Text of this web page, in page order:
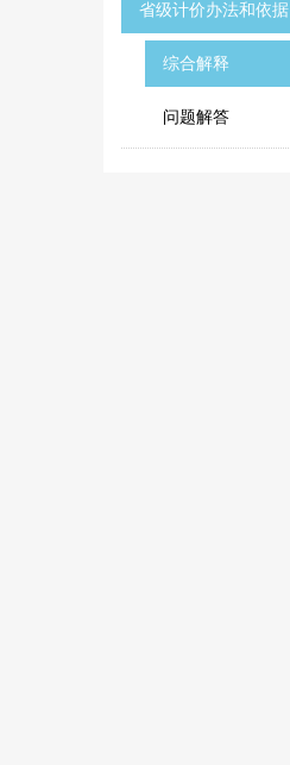
省级计价办法和依据
综合解释
问题解答